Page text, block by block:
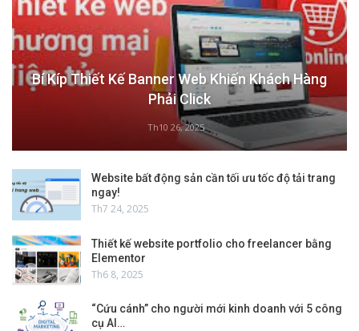
Bí Kíp Thiết Kế Banner Web Khiến Khách Hàng
Phải Click
Th10 26, 2025
Website bất động sản cần tối ưu tốc độ tải trang
ngay!
Th7 24, 2025
Thiết kế website portfolio cho freelancer bằng
Elementor
Th6 8, 2025
“Cứu cánh” cho người mới kinh doanh với 5 công
cụ AI…